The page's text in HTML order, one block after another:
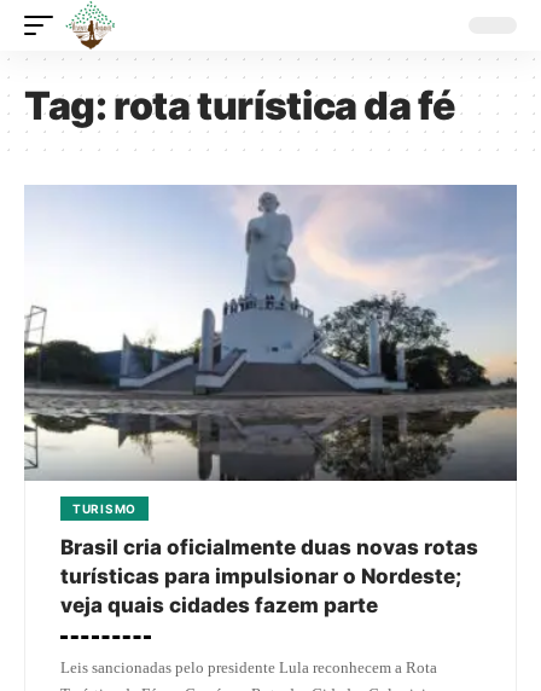
Tag:rota turística da fé
TURISMO
Brasil cria oficialmente duas novas rotas
turísticas para impulsionar o Nordeste;
veja quais cidades fazem parte
Leis sancionadas pelo presidente Lula reconhecem a Rota